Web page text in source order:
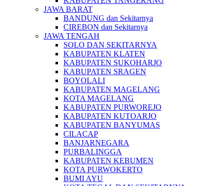
JAWA BARAT
BANDUNG dan Sekitarnya
CIREBON dan Sekitarnya
JAWA TENGAH
SOLO DAN SEKITARNYA
KABUPATEN KLATEN
KABUPATEN SUKOHARJO
KABUPATEN SRAGEN
BOYOLALI
KABUPATEN MAGELANG
KOTA MAGELANG
KABUPATEN PURWOREJO
KABUPATEN KUTOARJO
KABUPATEN BANYUMAS
CILACAP
BANJARNEGARA
PURBALINGGA
KABUPATEN KEBUMEN
KOTA PURWOKERTO
BUMI AYU